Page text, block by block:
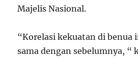
Majelis Nasional.
“Korelasi kekuatan di benua
sama dengan sebelumnya, “